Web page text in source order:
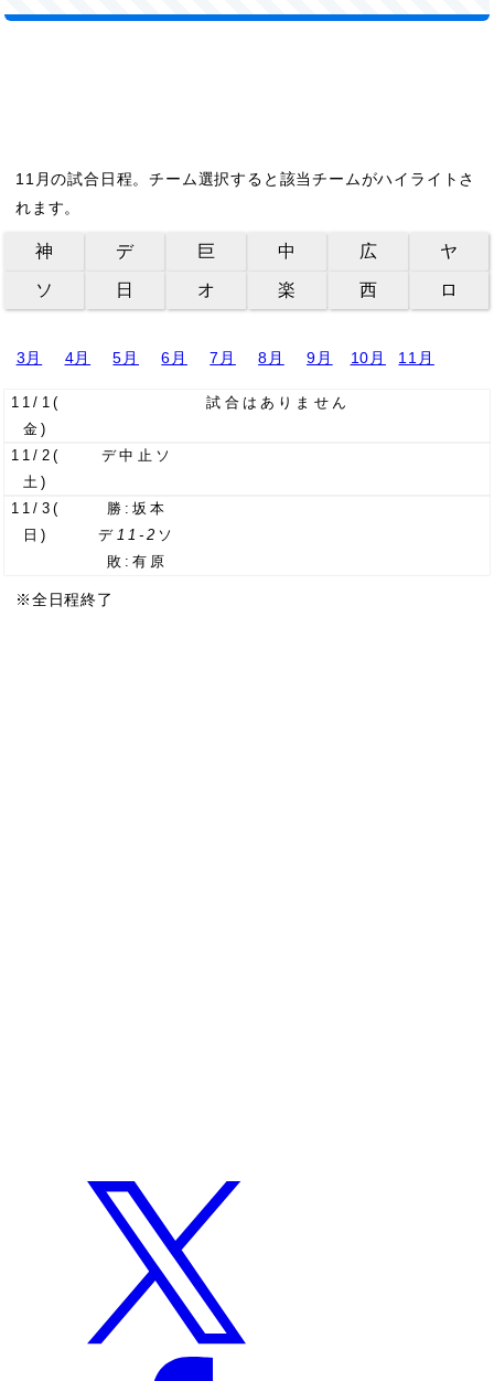
11月の試合日程。チーム選択すると該当チームがハイライトさ
れます。
神 デ 巨 中 広 ヤ
ソ 日 オ 楽 西 ロ
3月 4月 5月 6月 7月 8月 9月 10月 11月
11/1 (
金)
試合はありません
11/2 (
土)
デ中止 ソ
11/3 (
日)
勝:坂本
デ 11-2 ソ
敗:有原
※全日程終了